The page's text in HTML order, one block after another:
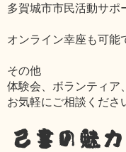
多賀城市市民活動サポ
オンライン幸座も可能
その他
体験会、ボランティア
お気軽にご相談くださ
己書の魅力